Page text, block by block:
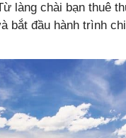
làng chài bạn thuê
bắt đầu hành trình